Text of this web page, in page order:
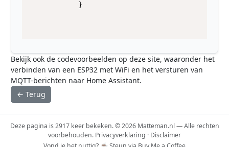
            }
Bekijk ook de codevoorbeelden op deze site, waaronder het
verbinden van een ESP32 met WiFi en het versturen van
MQTT-berichten naar Home Assistant.
← Terug
Deze pagina is 2917 keer bekeken. © 2026 Matteman.nl — Alle rechten
voorbehouden. Privacyverklaring · Disclaimer